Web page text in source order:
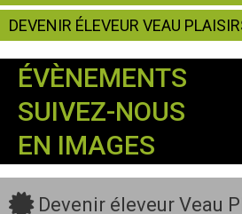
DEVENIR ÉLEVEUR VEAU
ÉVÈNEMENTS
SUIVEZ-NOUS
EN IMAGES
Devenir éleveur Veau